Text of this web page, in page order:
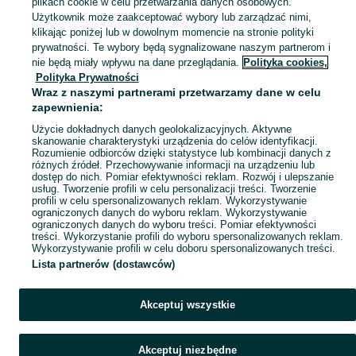
Mapa kategorii
Mapa miejscowości
Mapa ministron
Popularne wyszukiwania
Użytkownik może zaakceptować wybory lub zarządzać nimi,
klikając poniżej lub w dowolnym momencie na stronie polityki
prywatności. Te wybory będą sygnalizowane naszym partnerom i
nie będą miały wpływu na dane przeglądania. Polityka cookies,
Polityka Prywatności
Wraz z naszymi partnerami przetwarzamy dane w celu
zapewnienia:
Użycie dokładnych danych geolokalizacyjnych. Aktywne
skanowanie charakterystyki urządzenia do celów identyfikacji.
Rozumienie odbiorców dzięki statystyce lub kombinacji danych z
różnych źródeł. Przechowywanie informacji na urządzeniu lub
dostęp do nich. Pomiar efektywności reklam. Rozwój i ulepszanie
usług. Tworzenie profili w celu personalizacji treści. Tworzenie
profili w celu spersonalizowanych reklam. Wykorzystywanie
ograniczonych danych do wyboru reklam. Wykorzystywanie
ograniczonych danych do wyboru treści. Pomiar efektywności
treści. Wykorzystanie profili do wyboru spersonalizowanych reklam.
Wykorzystywanie profili w celu doboru spersonalizowanych treści.
Lista partnerów (dostawców)
Akceptuj wszystkie
Akceptuj niezbędne